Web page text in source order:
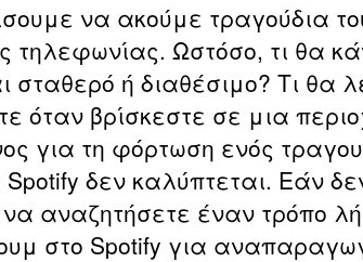
να ακούμε τραγούδια
τηλεφωνίας. Ωστόσο, τι θα
σταθερό ή διαθέσιμο? Τι
όταν βρίσκεστε σε μια
για τη φόρτωση ενός
δεν καλύπτεται. Εάν
αναζητήσετε έναν τρόπο
στο Spotify για